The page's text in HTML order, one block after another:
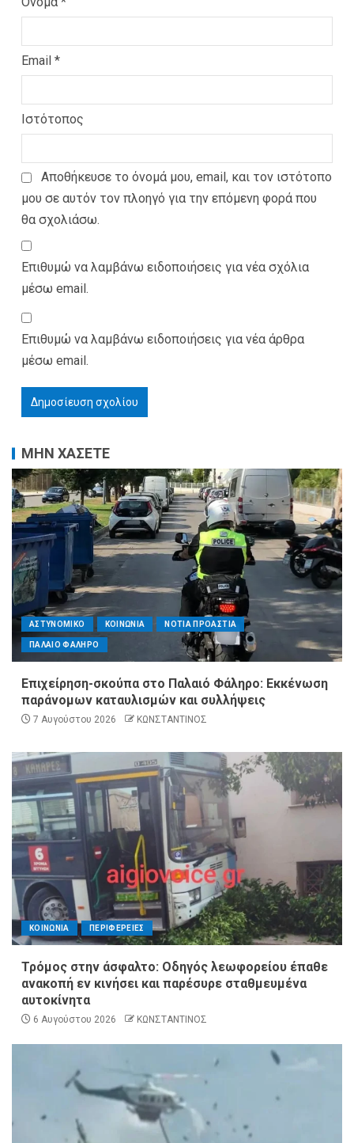
Email *
Ιστότοπος
Αποθήκευσε το όνομά μου, email, και τον ιστότοπο
μου σε αυτόν τον πλοηγό για την επόμενη φορά που
θα σχολιάσω.
Επιθυμώ να λαμβάνω ειδοποιήσεις για νέα σχόλια
μέσω email.
Επιθυμώ να λαμβάνω ειδοποιήσεις για νέα άρθρα
μέσω email.
ΜΗΝ ΧΑΣΕΤΕ
ΑΣΤΥΝΟΜΙΚΟ ΚΟΙΝΩΝΙΑ ΝΟΤΙΑ ΠΡΟΑΣΤΙΑ
ΠΑΛΑΙΟ ΦΑΛΗΡΟ
Επιχείρηση-σκούπα στο Παλαιό Φάληρο: Εκκένωση
παράνομων καταυλισμών και συλλήψεις
7 Αυγούστου 2026 ΚΩΝΣΤΑΝΤΙΝΟΣ
ΚΟΙΝΩΝΙΑ ΠΕΡΙΦΕΡΕΙΕΣ
Τρόμος στην άσφαλτο: Οδηγός λεωφορείου έπαθε
ανακοπή εν κινήσει και παρέσυρε σταθμευμένα
αυτοκίνητα
6 Αυγούστου 2026 ΚΩΝΣΤΑΝΤΙΝΟΣ